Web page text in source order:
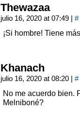
Thewazaa
julio 16, 2020 at 07:49 | #
¡Si hombre! Tiene
Khanach
julio 16, 2020 at 08:20 | #
No me acuerdo bien.
Melniboné?